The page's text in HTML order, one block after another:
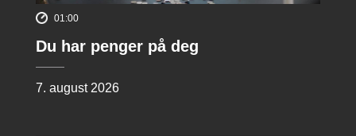
01:00
Du har penger på deg
7. august 2026